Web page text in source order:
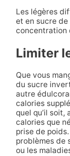
Les légères
et en sucre de
concentration
Limiter
Que vous
du sucre
autre
calories
quel qu’il soit,
calories que
prise de
problèmes de
ou les